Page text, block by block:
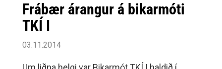
Frábær árangur á bikarmóti
TKÍ I
03.11.2014